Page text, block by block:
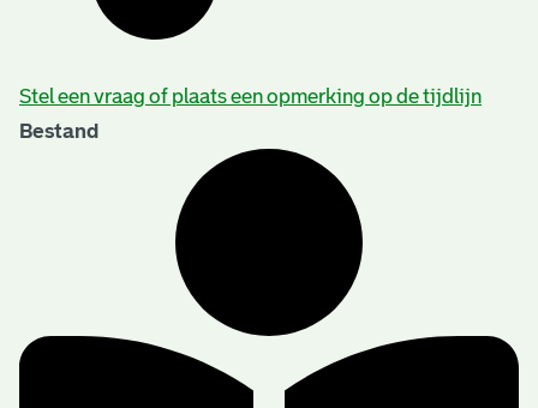
Stel een vraag of plaats een opmerking op de tijdlijn
Bestand